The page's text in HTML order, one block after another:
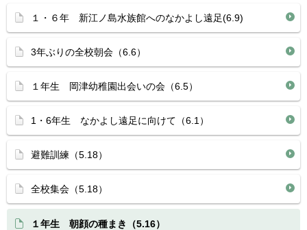
１・６年 新江ノ島水族館へのなかよし遠足(6.9)
3年ぶりの全校朝会（6.6）
１年生 岡津幼稚園出会いの会（6.5）
1・6年生 なかよし遠足に向けて（6.1）
避難訓練（5.18）
全校集会（5.18）
１年生 朝顔の種まき（5.16）